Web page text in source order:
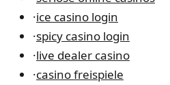
·ice casino login
·spicy casino login
·live dealer casino
·casino freispiele